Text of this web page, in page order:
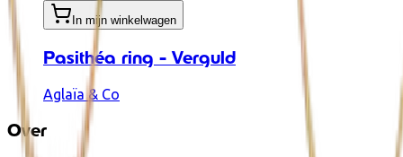
In mijn winkelwagen
Pasithéa ring - Verguld
Aglaïa & Co
Over